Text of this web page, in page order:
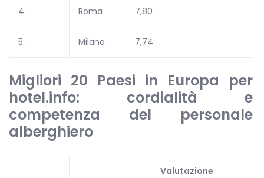
4. Roma 7,80
5. Milano 7,74
Migliori 20 Paesi in Europa per
hotel.info: cordialità e
competenza del personale
alberghiero
Valutazione